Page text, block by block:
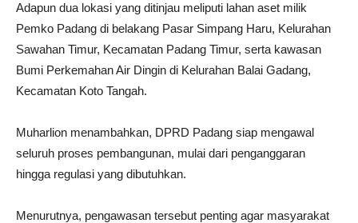
Adapun dua lokasi yang ditinjau meliputi lahan aset milik
Pemko Padang di belakang Pasar Simpang Haru, Kelurahan
Sawahan Timur, Kecamatan Padang Timur, serta kawasan
Bumi Perkemahan Air Dingin di Kelurahan Balai Gadang,
Kecamatan Koto Tangah.
Muharlion menambahkan, DPRD Padang siap mengawal
seluruh proses pembangunan, mulai dari penganggaran
hingga regulasi yang dibutuhkan.
Menurutnya, pengawasan tersebut penting agar masyarakat